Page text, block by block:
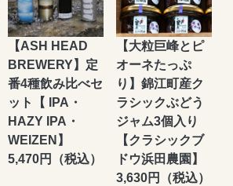
【ASH HEAD
BREWERY】定
番4種飲み比べセ
ット【 IPA・
HAZY IPA・
WEIZEN】
5,470円（税込）
【大粒巨峰とピ
オーネたっぷ
り】錦江町産ク
ラシックぶどう
ジャム3個入り
【クラシックブ
ドウ浜田農園】
3,630円（税込）